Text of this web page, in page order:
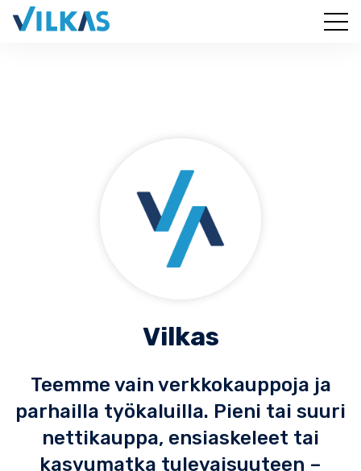
Vilkas
Teemme vain verkkokauppoja ja
parhailla työkaluilla. Pieni tai suuri
nettikauppa, ensiaskeleet tai
kasvumatka tulevaisuuteen –